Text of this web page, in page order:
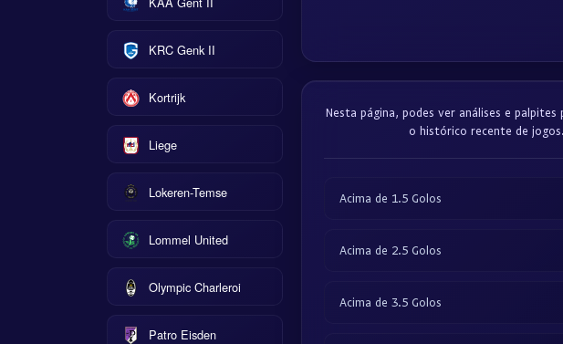
KRC Genk II
Kortrijk
Liege
Lokeren-Temse
Lommel United
Olympic Charleroi
Patro Eisden
Nesta página, podes ver análises e
o histórico recente de
Acima de 1.5 Golos
Acima de 2.5 Golos
Acima de 3.5 Golos